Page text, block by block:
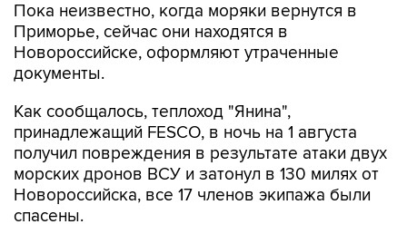
Пока неизвестно, когда моряки вернутся в
Приморье, сейчас они находятся в
Новороссийске, оформляют утраченные
документы.
Как сообщалось, теплоход "Янина",
принадлежащий FESCO, в ночь на 1 августа
получил повреждения в результате атаки двух
морских дронов ВСУ и затонул в 130 милях от
Новороссийска, все 17 членов экипажа были
спасены.